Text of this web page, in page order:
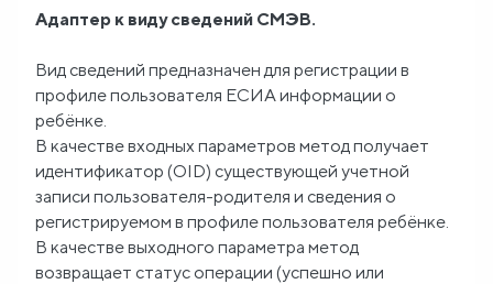
О
нас
FAQ
Адаптер к виду сведений СМЭВ.
Вид сведений предназначен для регистрации в
профиле пользователя ЕСИА информации о
ребёнке.
В качестве входных параметров метод получает
идентификатор (OID) существующей учетной
записи пользователя-родителя и сведения о
регистрируемом в профиле пользователя ребёнке.
В качестве выходного параметра метод
возвращает статус операции (успешно или